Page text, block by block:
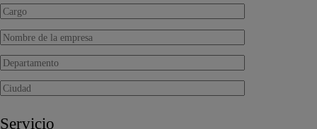
Servicio